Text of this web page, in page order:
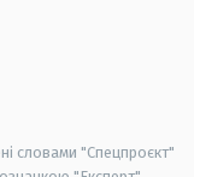
словами "Спецпроєкт"